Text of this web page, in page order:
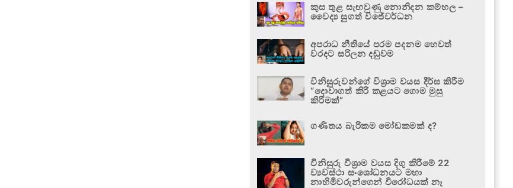
කුස තුළ සැඟවුණු නොනිදන කම්හල –
වෛද්‍ය සුගත් විජේවර්ධන
අපරාධ නීතියේ පරම පදනම හෙවත්
වරදට සරිලන දඬුවම
විනිසුරුවන්ගේ විශ්‍රාම වයස දීර්ඝ කිරීම
“දොවාගත් කිරි කළයට ගොම මුසු
කිරීමක්”
ගණිතය බැරිකම මෝඩකමක් ද?
විනිසුරු විශ්‍රාම වයස දිගු කිරීමේ 22
ව්‍යවස්ථා සංශෝධනයට මහා
නාහිමිවරුන්ගෙන් විරෝධයක් නෑ